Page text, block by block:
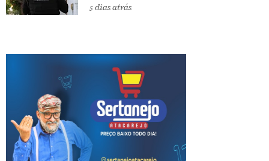
5 dias atrás